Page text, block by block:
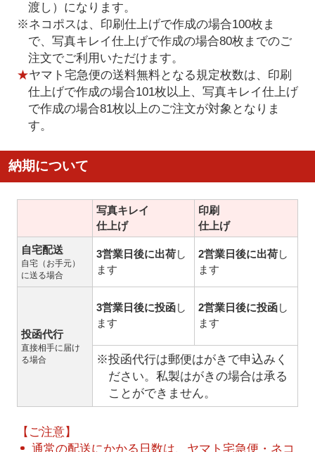
渡し）になります。
※ネコポスは、印刷仕上げで作成の場合100枚ま
で、写真キレイ仕上げで作成の場合80枚までのご
注文でご利用いただけます。
★ヤマト宅急便の送料無料となる規定枚数は、印刷
仕上げで作成の場合101枚以上、写真キレイ仕上げ
で作成の場合81枚以上のご注文が対象となりま
す。
納期について
写真キレイ
仕上げ
印刷
仕上げ
自宅配送
自宅（お手元）
に送る場合
3営業日後に出荷し
ます
2営業日後に出荷し
ます
投函代行
直接相手に届け
る場合
3営業日後に投函し
ます
2営業日後に投函し
ます
※投函代行は郵便はがきで申込みく
ださい。私製はがきの場合は承る
ことができません。
【ご注意】
通常の配送にかかる日数は、ヤマト宅急便・ネコ